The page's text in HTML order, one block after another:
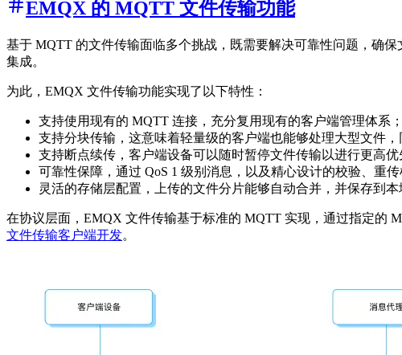
EMQX 的 MQTT 文件传输功能
基于 MQTT 的文件传输面临多个挑战，既需要解决可靠性问题，确
集成。
为此，EMQX 文件传输功能实现了以下特性：
支持使用现有的 MQTT 连接，充分复用现有的客户端管理体系；
支持分块传输，这意味着轻量级的客户端也能够处理大型文件
支持断点续传，客户端设备可以随时暂停文件传输以进行更高
可靠性保障，通过 QoS 1 级别消息，以及精心设计的校验、重
灵活的存储层配置，上传的文件分片能够自动合并，并保存到
在协议层面，EMQX 文件传输基于标准的 MQTT 实现，通过指定的
文件传输客户端开发。